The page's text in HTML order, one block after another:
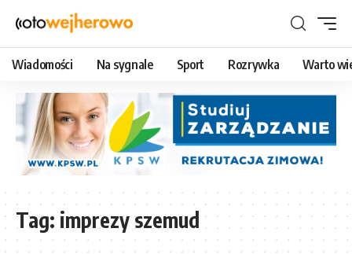
Wiadomości Na sygnale Sport Rozrywka Warto
Tag: imprezy szemud